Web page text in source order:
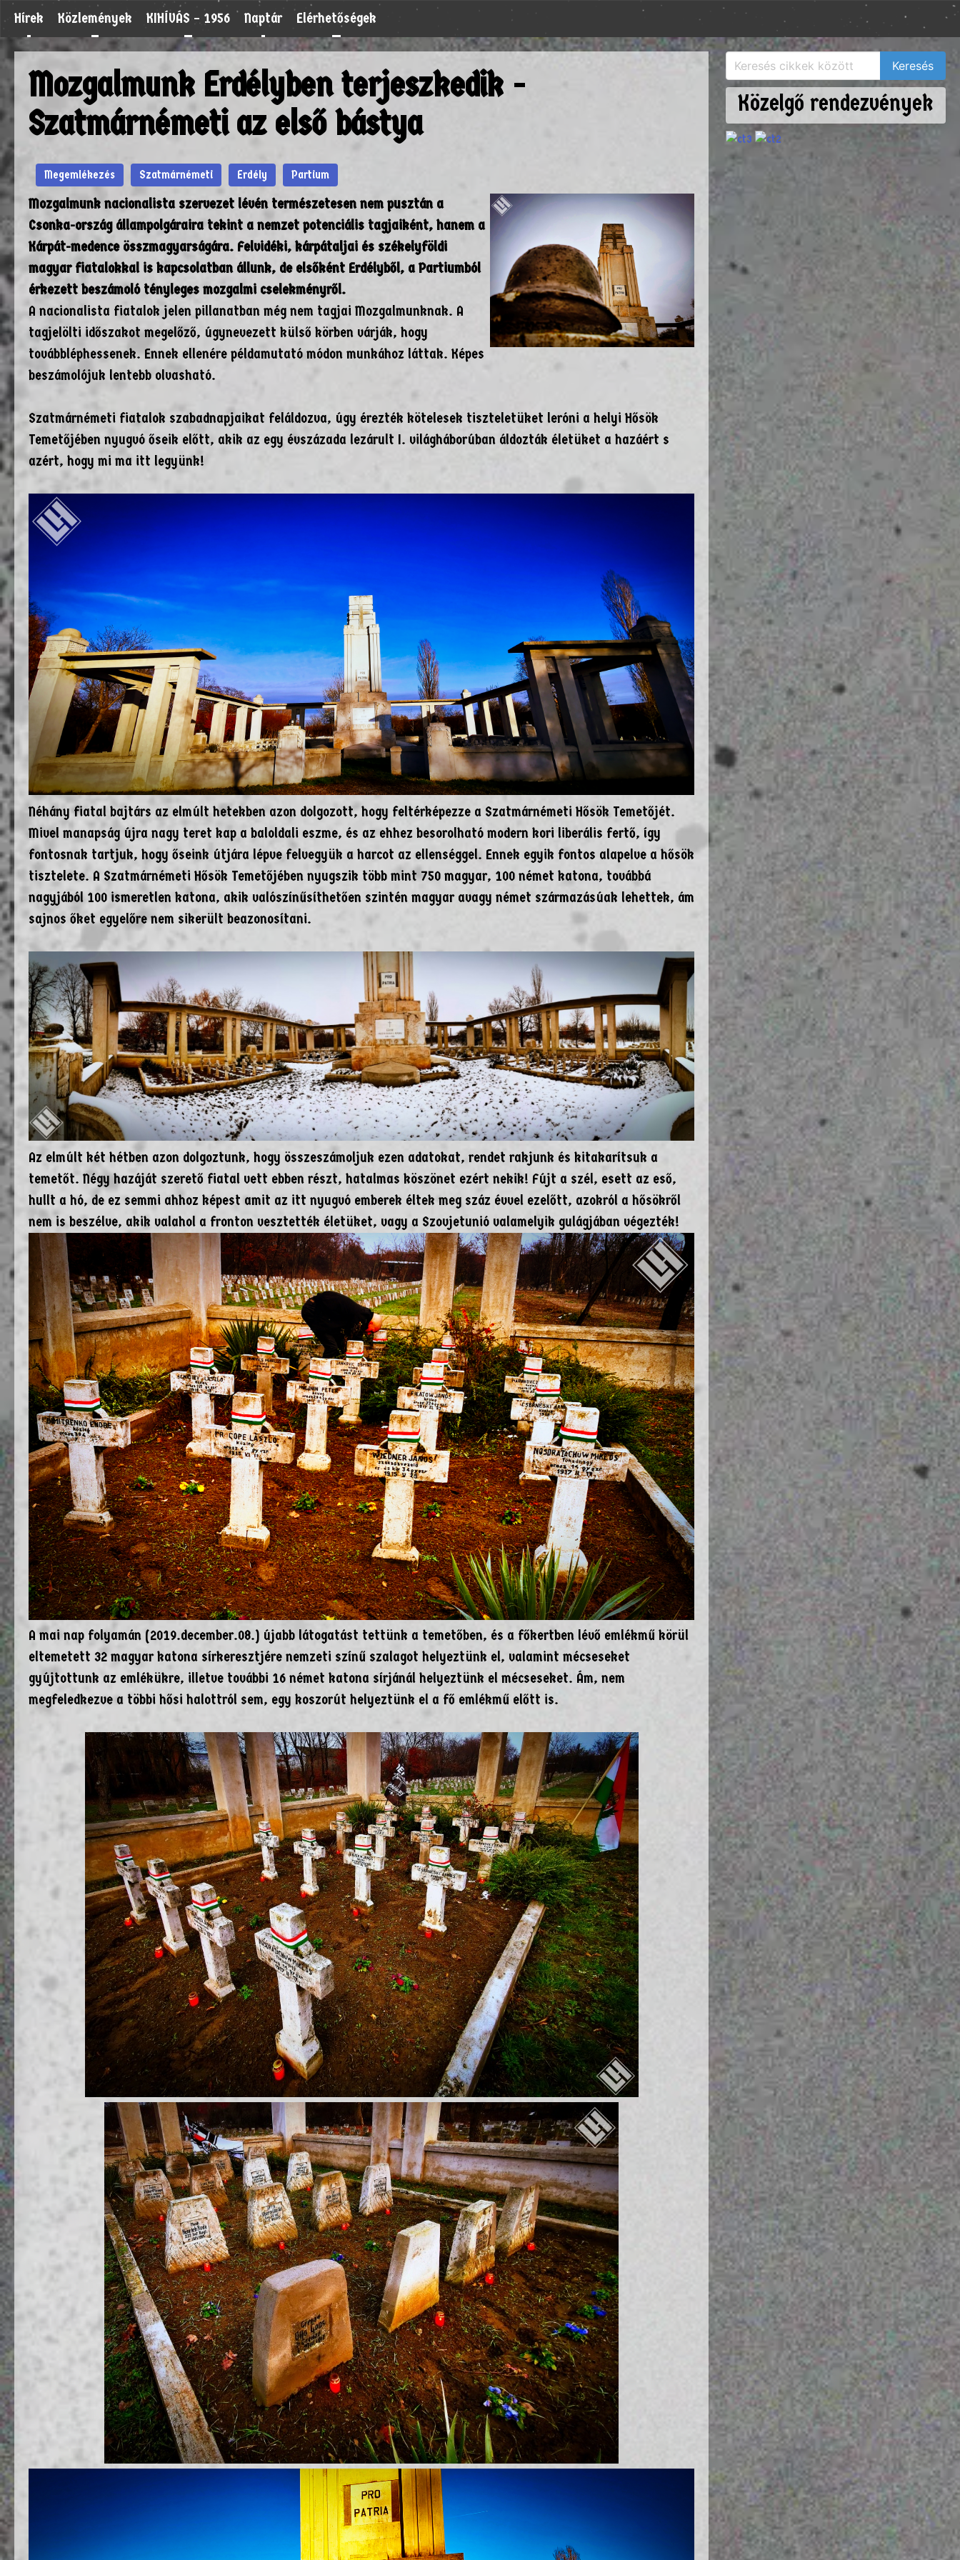
Hírek Közlemények KIHÍVÁS – 1956 Naptár Elérhetőségek
Mozgalmunk Erdélyben terjeszkedik -
Szatmárnémeti az első bástya
Megemlékezés Szatmárnémeti Erdély Partium
Mozgalmunk nacionalista szervezet lévén természetesen nem pusztán a
Csonka-ország állampolgáraira tekint a nemzet potenciális tagjaiként, hanem a
Kárpát-medence összmagyarságára. Felvidéki, kárpátaljai és székelyföldi
magyar fiatalokkal is kapcsolatban állunk, de elsőként Erdélyből, a Partiumból
érkezett beszámoló tényleges mozgalmi cselekményről.
A nacionalista fiatalok jelen pillanatban még nem tagjai Mozgalmunknak. A
tagjelölti időszakot megelőző, úgynevezett külső körben várják, hogy
továbbléphessenek. Ennek ellenére példamutató módon munkához láttak. Képes
beszámolójuk lentebb olvasható.
Szatmárnémeti fiatalok szabadnapjaikat feláldozva, úgy érezték kötelesek tiszteletüket leróni a helyi Hősök
Temetőjében nyugvó őseik előtt, akik az egy évszázada lezárult I. világháborúban áldozták életüket a hazáért s
azért, hogy mi ma itt legyünk!
Néhány fiatal bajtárs az elmúlt hetekben azon dolgozott, hogy feltérképezze a Szatmárnémeti Hősök Temetőjét.
Mivel manapság újra nagy teret kap a baloldali eszme, és az ehhez besorolható modern kori liberális fertő, így
fontosnak tartjuk, hogy őseink útjára lépve felvegyük a harcot az ellenséggel. Ennek egyik fontos alapelve a hősök
tisztelete. A Szatmárnémeti Hősök Temetőjében nyugszik több mint 750 magyar, 100 német katona, továbbá
nagyjából 100 ismeretlen katona, akik valószínűsíthetően szintén magyar avagy német származásúak lehettek, ám
sajnos őket egyelőre nem sikerült beazonosítani.
Az elmúlt két hétben azon dolgoztunk, hogy összeszámoljuk ezen adatokat, rendet rakjunk és kitakarítsuk a
temetőt. Négy hazáját szerető fiatal vett ebben részt, hatalmas köszönet ezért nekik! Fújt a szél, esett az eső,
hullt a hó, de ez semmi ahhoz képest amit az itt nyugvó emberek éltek meg száz évvel ezelőtt, azokról a hősökről
nem is beszélve, akik valahol a fronton vesztették életüket, vagy a Szovjetunió valamelyik gulágjában végezték!
A mai nap folyamán (2019.december.08.) újabb látogatást tettünk a temetőben, és a főkertben lévő emlékmű körül
eltemetett 32 magyar katona sírkeresztjére nemzeti színű szalagot helyeztünk el, valamint mécseseket
gyújtottunk az emlékükre, illetve további 16 német katona sírjánál helyeztünk el mécseseket. Ám, nem
megfeledkezve a többi hősi halottról sem, egy koszorút helyeztünk el a fő emlékmű előtt is.
Közelgő rendezvények